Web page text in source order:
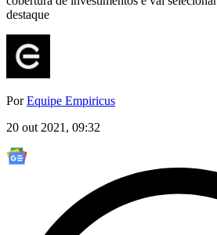
destaque
PorEquipe Empiricus
20 out 2021, 09:32